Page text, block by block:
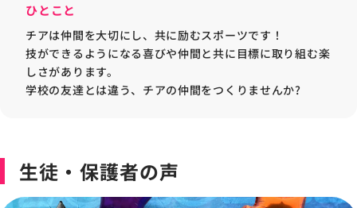
ひとこと
チアは仲間を大切にし、共に励むスポーツです！
技ができるようになる喜びや仲間と共に目標に取り組む楽
しさがあります。
学校の友達とは違う、チアの仲間をつくりませんか?
生徒・保護者の声